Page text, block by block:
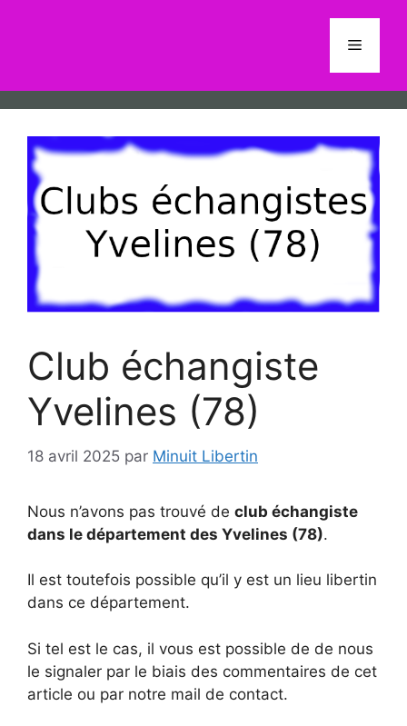
Menu
Club échangiste
Yvelines (78)
18 avril 2025 par Minuit Libertin
Nous n’avons pas trouvé de club échangiste
dans le département des Yvelines (78).
Il est toutefois possible qu’il y est un lieu libertin
dans ce département.
Si tel est le cas, il vous est possible de de nous
le signaler par le biais des commentaires de cet
article ou par notre mail de contact.